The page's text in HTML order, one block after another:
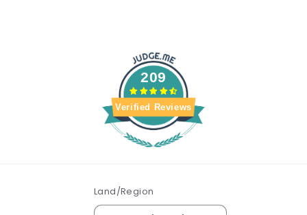
209
Verified Reviews
Land/Region